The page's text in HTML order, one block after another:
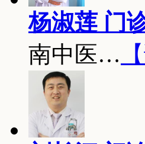
杨淑莲 门
南中医…